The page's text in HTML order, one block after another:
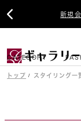
新規

CATEGORY
トップ スタイリング一